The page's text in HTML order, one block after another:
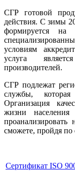
СГР готовой
действия. С зимы
формируется
условиям
услуга
производителей.
СГР подлежат
службы, которая
Организация
жизни
сможете, пройдя по
Сертификат ISO